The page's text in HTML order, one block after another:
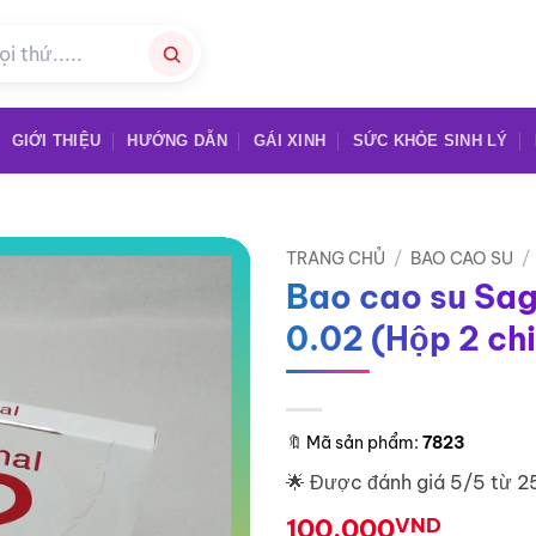
GIỚI THIỆU HƯỚNG DẪN GÁI XINH SỨC KHỎE SINH LÝ
TRANG CHỦ / BAO CAO SU /
Bao cao su
0.02 (Hộp 2
🔖 Mã sản phẩm: 7823
🌟 Được đánh giá 5/5 từ
100.000VND